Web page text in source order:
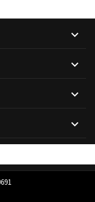



